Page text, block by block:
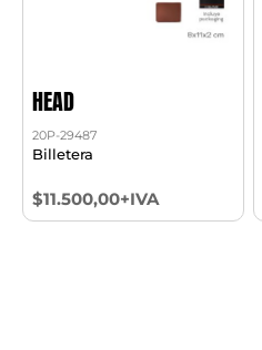
HEAD
20P-29487
Billetera
$11.500,00+IVA